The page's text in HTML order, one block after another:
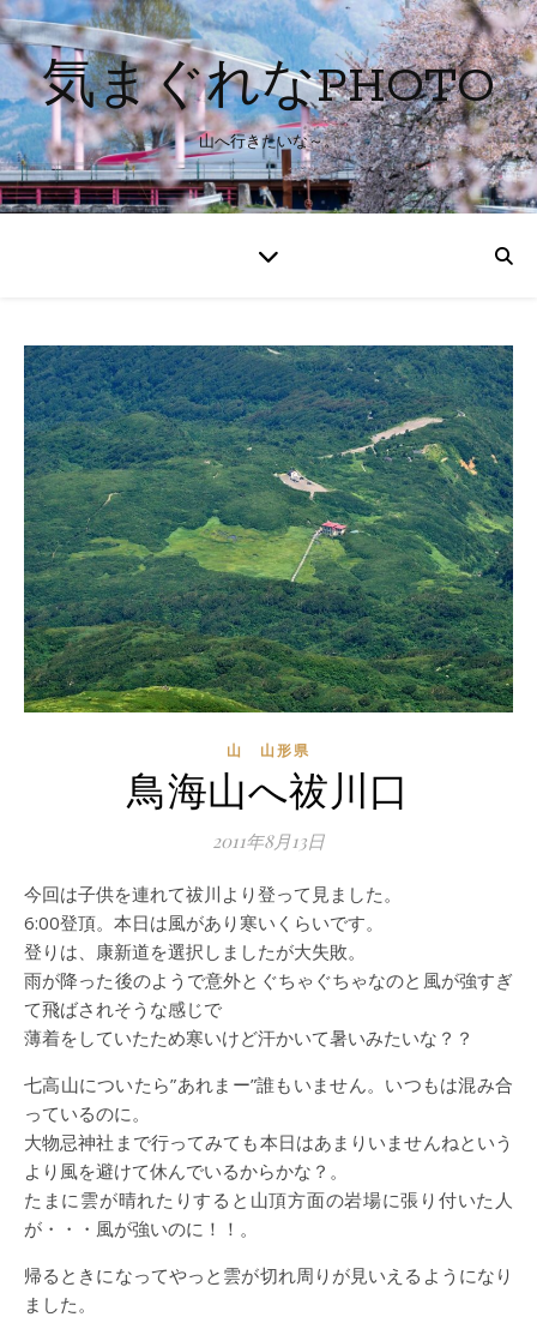
気まぐれなPHOTO
山へ行きたいな～。
山 山形県
鳥海山へ祓川口
2011年8月13日
今回は子供を連れて祓川より登って見ました。
6:00登頂。本日は風があり寒いくらいです。
登りは、康新道を選択しましたが大失敗。
雨が降った後のようで意外とぐちゃぐちゃなのと風が強すぎ
て飛ばされそうな感じで
薄着をしていたため寒いけど汗かいて暑いみたいな？？
七高山についたら”あれまー”誰もいません。いつもは混み合
っているのに。
大物忌神社まで行ってみても本日はあまりいませんねという
より風を避けて休んでいるからかな？。
たまに雲が晴れたりすると山頂方面の岩場に張り付いた人
が・・・風が強いのに！！。
帰るときになってやっと雲が切れ周りが見いえるようになり
ました。